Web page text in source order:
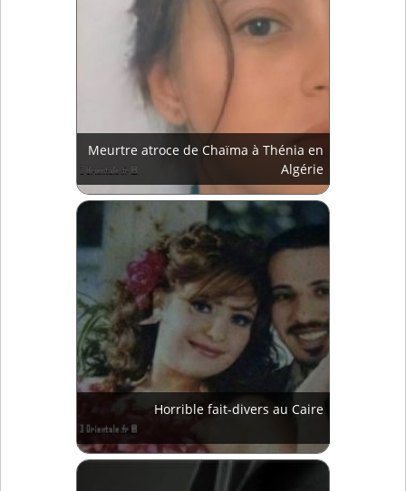
Meurtre atroce de Chaïma à Thénia en
Algérie
Horrible fait-divers au Caire